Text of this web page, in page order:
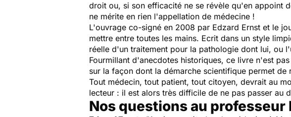
droit ou, si son efficacité ne se révèle qu'en appoint
ne mérite en rien l'appellation de médecine !
L'ouvrage co-signé en 2008 par Edzard Ernst et le
mettre entre toutes les mains. Ecrit dans un style
réelle d'un traitement pour la pathologie dont lui, ou
Fourmillant d'anecdotes historiques, ce livre n'est
sur la façon dont la démarche scientifique permet
Tout médecin, tout patient, tout citoyen, devrait au
lecteur : il est alors très difficile de ne pas passer au
Nos questions au professeur